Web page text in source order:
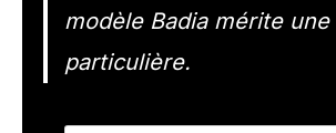
modèle Badia mérite
particulière.